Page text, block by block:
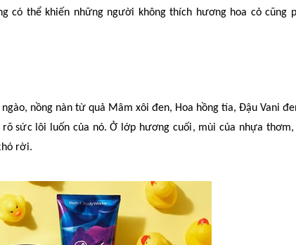
có thể khiến những người không thích hương hoa cỏ cũng
nồng nàn từ quả Mâm xôi đen, Hoa hồng tía, Đậu Vani
rõ sức lôi luốn của nó. Ở lớp hương cuối, mùi của nhựa
rời.